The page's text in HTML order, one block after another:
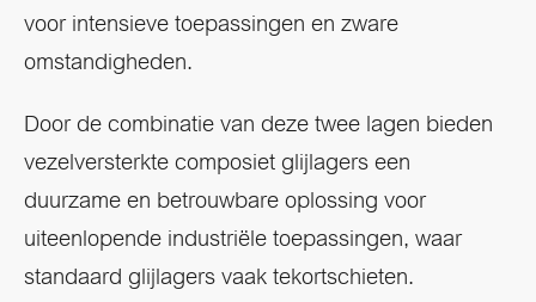
voor intensieve toepassingen en zware
omstandigheden.
Door de combinatie van deze twee lagen bieden
vezelversterkte composiet glijlagers een
duurzame en betrouwbare oplossing voor
uiteenlopende industriële toepassingen, waar
standaard glijlagers vaak tekortschieten.